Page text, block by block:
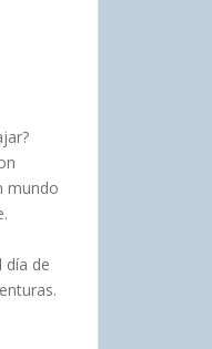
mundo
día de